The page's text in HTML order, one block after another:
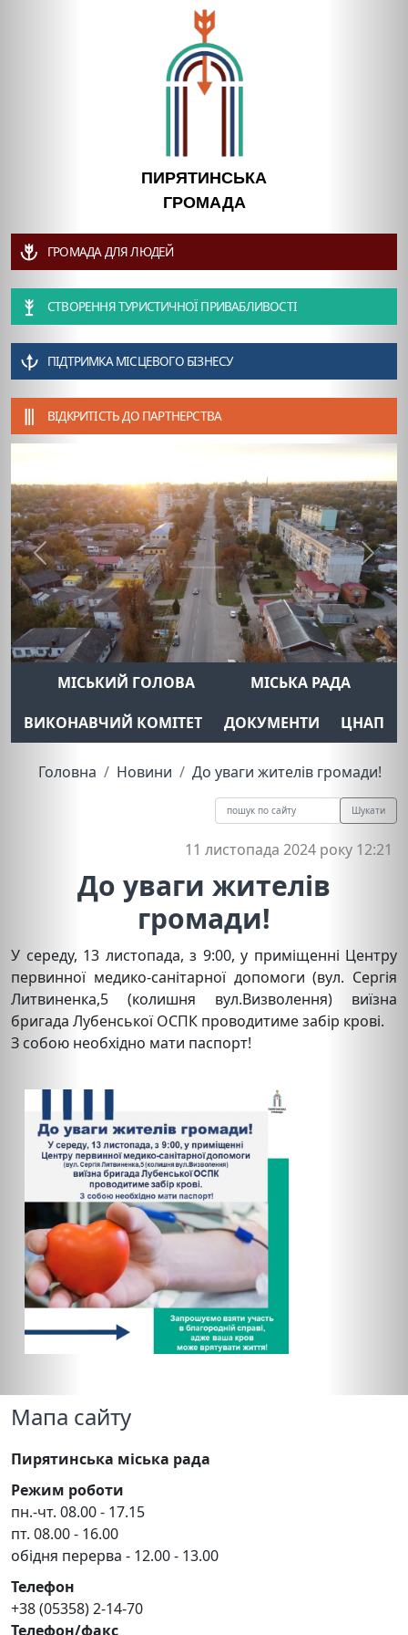
ПИРЯТИНСЬКА
ГРОМАДА
ГРОМАДА ДЛЯ ЛЮДЕЙ
СТВОРЕННЯ ТУРИСТИЧНОЇ ПРИВАБЛИВОСТІ
ПІДТРИМКА МІСЦЕВОГО БІЗНЕСУ
ВІДКРИТІСТЬ ДО ПАРТНЕРСТВА
Previous Next
МІСЬКИЙ ГОЛОВА
МІСЬКА РАДА
ВИКОНАВЧИЙ КОМІТЕТ
ДОКУМЕНТИ ЦНАП
Головна Новини До уваги жителів громади!
Шукати
11 листопада 2024 року 12:21
До уваги жителів
громади!
У середу, 13 листопада, з 9:00, у приміщенні Центру
первинної медико-санітарної допомоги (вул. Сергія
Литвиненка,5 (колишня вул.Визволення) виїзна
бригада Лубенської ОСПК проводитиме забір крові.
З собою необхідно мати паспорт!
Мапа сайту
Пирятинська міська рада
Режим роботи
пн.-чт. 08.00 - 17.15
пт. 08.00 - 16.00
обідня перерва - 12.00 - 13.00
Телефон
+38 (05358) 2-14-70
Телефон/факс